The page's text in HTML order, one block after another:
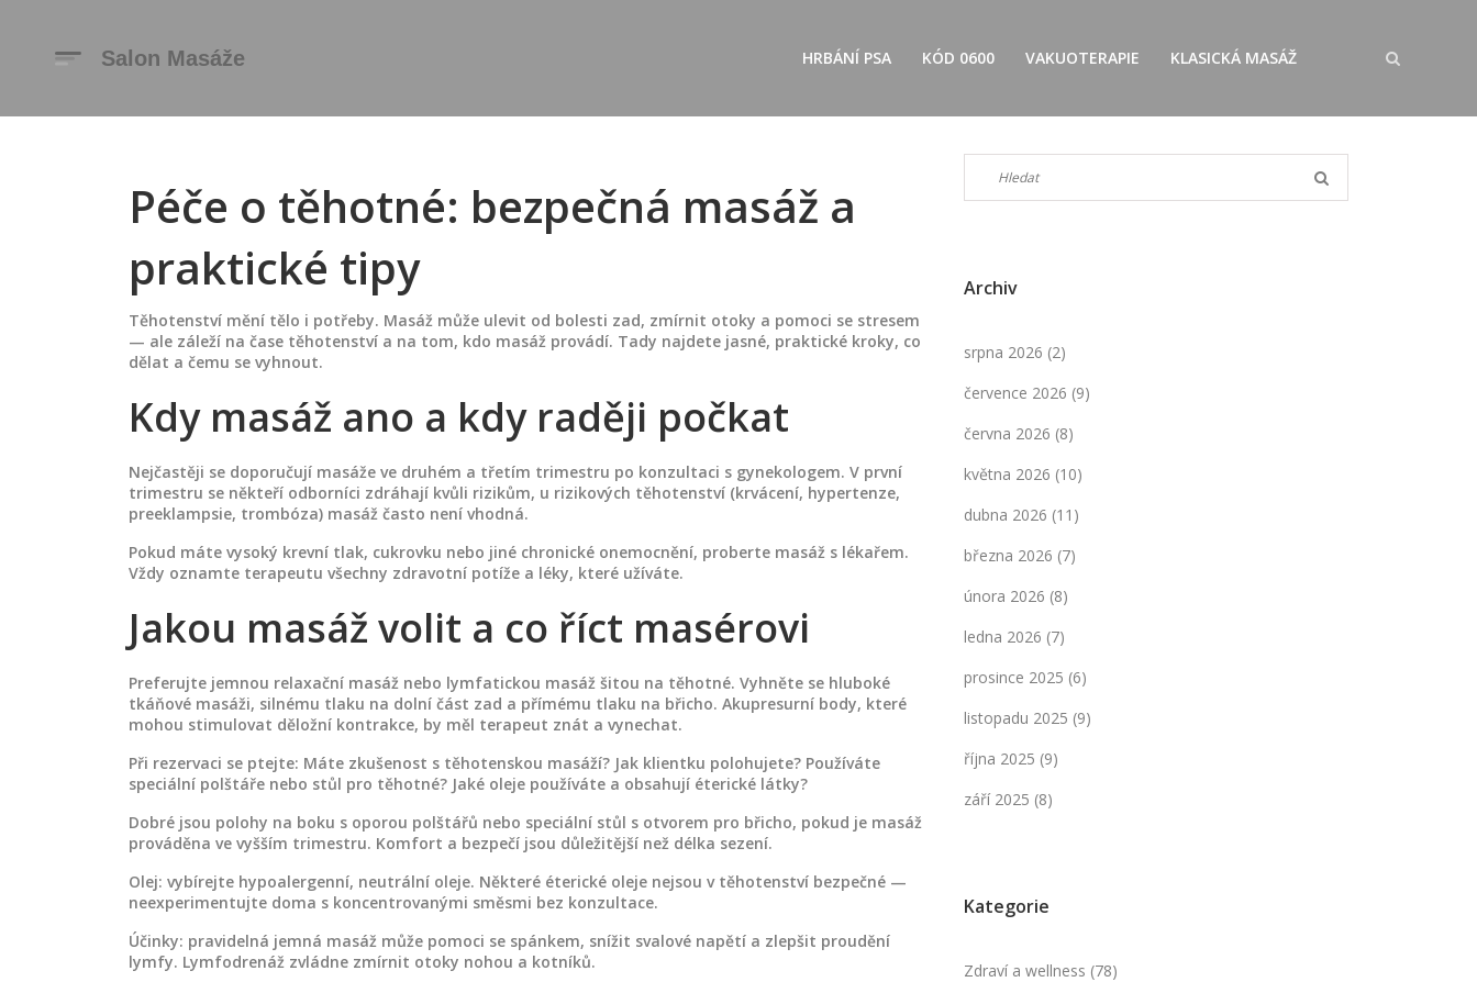
HRBÁNÍ PSA KÓD 0600 VAKUOTERAPIE KLASICKÁ MASÁŽ
Péče o těhotné: bezpečná masáž a
praktické tipy
Těhotenství mění tělo i potřeby. Masáž může ulevit od bolesti zad, zmírnit otoky a pomoci se stresem
— ale záleží na čase těhotenství a na tom, kdo masáž provádí. Tady najdete jasné, praktické kroky, co
dělat a čemu se vyhnout.
Kdy masáž ano a kdy raději počkat
Nejčastěji se doporučují masáže ve druhém a třetím trimestru po konzultaci s gynekologem. V první
trimestru se někteří odborníci zdráhají kvůli rizikům, u rizikových těhotenství (krvácení, hypertenze,
preeklampsie, trombóza) masáž často není vhodná.
Pokud máte vysoký krevní tlak, cukrovku nebo jiné chronické onemocnění, proberte masáž s lékařem.
Vždy oznamte terapeutu všechny zdravotní potíže a léky, které užíváte.
Jakou masáž volit a co říct masérovi
Preferujte jemnou relaxační masáž nebo lymfatickou masáž šitou na těhotné. Vyhněte se hluboké
tkáňové masáži, silnému tlaku na dolní část zad a přímému tlaku na břicho. Akupresurní body, které
mohou stimulovat děložní kontrakce, by měl terapeut znát a vynechat.
Při rezervaci se ptejte: Máte zkušenost s těhotenskou masáží? Jak klientku polohujete? Používáte
speciální polštáře nebo stůl pro těhotné? Jaké oleje používáte a obsahují éterické látky?
Dobré jsou polohy na boku s oporou polštářů nebo speciální stůl s otvorem pro břicho, pokud je masáž
prováděna ve vyšším trimestru. Komfort a bezpečí jsou důležitější než délka sezení.
Olej: vybírejte hypoalergenní, neutrální oleje. Některé éterické oleje nejsou v těhotenství bezpečné —
neexperimentujte doma s koncentrovanými směsmi bez konzultace.
Účinky: pravidelná jemná masáž může pomoci se spánkem, snížit svalové napětí a zlepšit proudění
lymfy. Lymfodrenáž zvládne zmírnit otoky nohou a kotníků.
Archiv
srpna 2026 (2)
července 2026 (9)
června 2026 (8)
května 2026 (10)
dubna 2026 (11)
března 2026 (7)
února 2026 (8)
ledna 2026 (7)
prosince 2025 (6)
listopadu 2025 (9)
října 2025 (9)
září 2025 (8)
Kategorie
Zdraví a wellness (78)